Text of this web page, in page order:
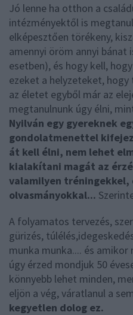
Jó lenne ha otthon a
intézményektől is
elképesztően törékeny,
amennyi öröm annyi bánat
esetben), és hogy kell,
ezeket a helyzeteket,
az életet egyből már az
megtanulnunk úgy élni,
Nyilván egy gyereknek
gondolatmenettel
át kell élni, nem lehet
kialakítani magát az
valamilyen tréningekkel,
olvasmányokkal...
A folyamatos tervezés,
gürizés,
munka munka.... és
úgy érzed mondjuk 50
könnyebb lehet minden,
eljön a vég, váratlanul a
kegyetlen dolog ez.